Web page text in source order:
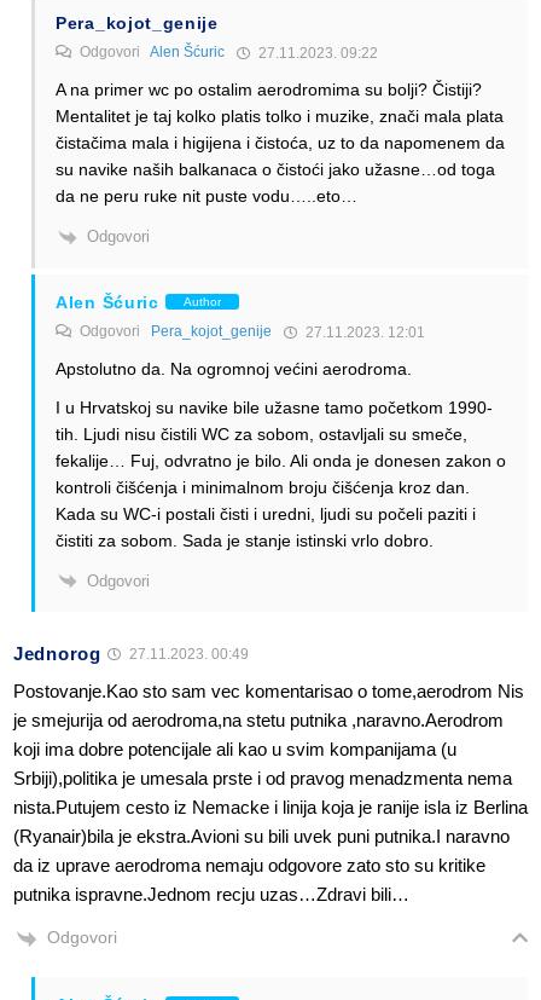
Pera_kojot_genije
Odgovori Alen Šćuric 27.11.2023. 09:22
A na primer wc po ostalim aerodromima su bolji? Čistiji?
Mentalitet je taj kolko platis tolko i muzike, znači mala plata
čistačima mala i higijena i čistoća, uz to da napomenem da
su navike naših balkanaca o čistoći jako užasne…od toga
da ne peru ruke nit puste vodu…..eto…
Odgovori
Alen Šćuric Author
Odgovori Pera_kojot_genije 27.11.2023. 12:01
Apstolutno da. Na ogromnoj većini aerodroma.
I u Hrvatskoj su navike bile užasne tamo početkom 1990-
tih. Ljudi nisu čistili WC za sobom, ostavljali su smeče,
fekalije… Fuj, odvratno je bilo. Ali onda je donesen zakon o
kontroli čišćenja i minimalnom broju čišćenja kroz dan.
Kada su WC-i postali čisti i uredni, ljudi su počeli paziti i
čistiti za sobom. Sada je stanje istinski vrlo dobro.
Odgovori
Jednorog 27.11.2023. 00:49
Postovanje.Kao sto sam vec komentarisao o tome,aerodrom Nis
je smejurija od aerodroma,na stetu putnika ,naravno.Aerodrom
koji ima dobre potencijale ali kao u svim kompanijama (u
Srbiji),politika je umesala prste i od pravog menadzmenta nema
nista.Putujem cesto iz Nemacke i linija koja je ranije isla iz Berlina
(Ryanair)bila je ekstra.Avioni su bili uvek puni putnika.I naravno
da iz uprave aerodroma nemaju odgovore zato sto su kritike
putnika ispravne.Jednom recju uzas…Zdravi bili…
Odgovori